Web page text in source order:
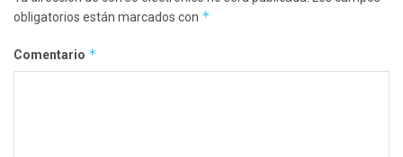
obligatorios están marcados con *
Comentario *